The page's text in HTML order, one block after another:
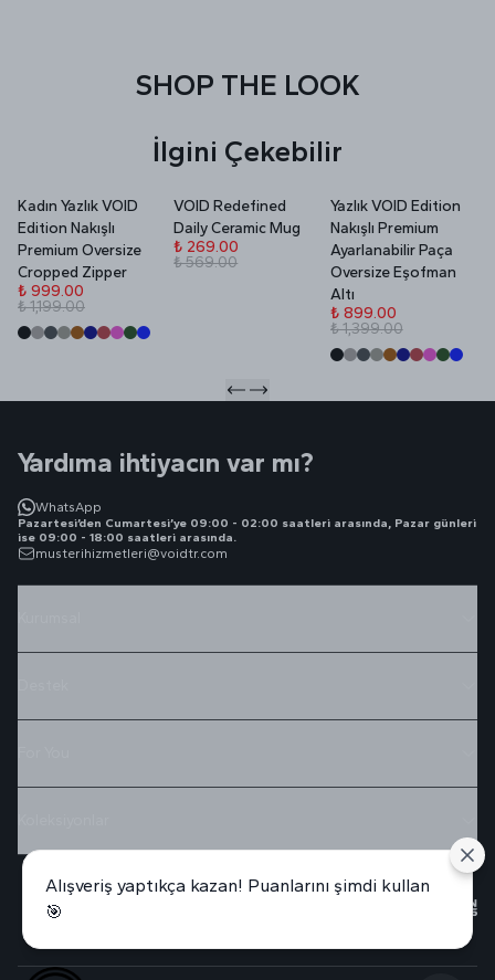
SHOP THE LOOK
İlgini Çekebilir
Kadın Yazlık VOID
Edition Nakışlı
Premium Oversize
Cropped Zipper
₺ 999.00
₺ 1,199.00
VOID Redefined
Daily Ceramic Mug
₺ 269.00
₺ 569.00
Yazlık VOID Edition
Nakışlı Premium
Ayarlanabilir Paça
Oversize Eşofman
Altı
₺ 899.00
₺ 1,399.00
Yardıma ihtiyacın var mı?
WhatsApp
Pazartesi’den Cumartesi’ye 09:00 - 02:00 saatleri arasında, Pazar günleri
ise 09:00 - 18:00 saatleri arasında.
musterihizmetleri@voidtr.com
Alışveriş yaptıkça kazan! Puanlarını şimdi kullan
🎯